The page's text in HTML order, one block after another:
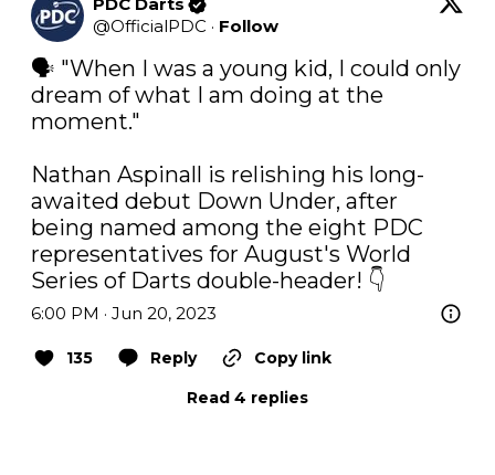
@OfficialPDC · Follow
🗣️ "When I was a young kid, I could only
dream of what I am doing at the
moment."
Nathan Aspinall is relishing his long-
awaited debut Down Under, after
being named among the eight PDC
representatives for August's World
Series of Darts double-header! 👇
6:00 PM · Jun 20, 2023
135 Reply
Copy link
Read 4 replies